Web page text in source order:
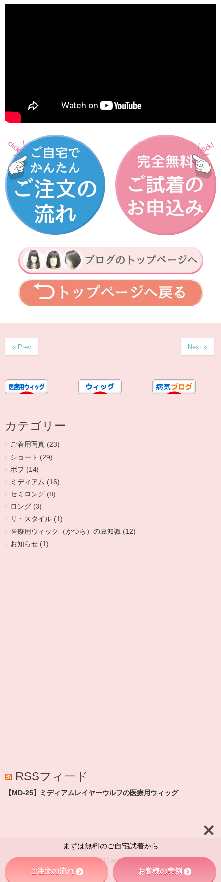
« Prev Next »
カテゴリー
ご着用写真 (23)
ショート (29)
ボブ (14)
ミディアム (16)
セミロング (8)
ロング (3)
リ・スタイル (1)
医療用ウィッグ（かつら）の豆知識 (12)
お知らせ (1)
RSSフィード
【MD-25】ミディアムレイヤーウルフの医療用ウィッグ
© 2015 weluka.
まずは無料のご自宅試着から
ご注文の流れ お客様の実例